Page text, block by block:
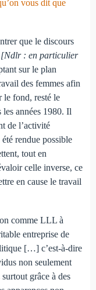
vous dit que
que le discours
[Ndlr : en particulier
sur le plan
des femmes afin
le fond, resté le
années 1980. Il
de l’activité
rendue possible
tout en
celle inverse, ce
en cause le travail
comme LLL à
entreprise de
[…] c’est-à-dire
non seulement
grâce à des